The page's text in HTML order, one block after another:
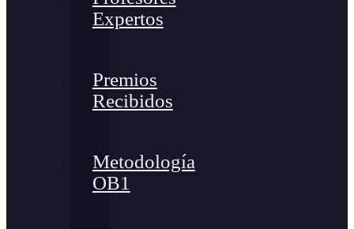
Expertos
Premios
Recibidos
Metodología
OB1